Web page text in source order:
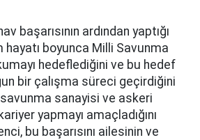
başarısının ardından yaptığı
hayatı boyunca Milli Savunma
hedeflediğini ve bu hedef
bir çalışma süreci geçirdiğini
sanayisi ve askeri
yapmayı amaçladığını
bu başarısını ailesinin ve